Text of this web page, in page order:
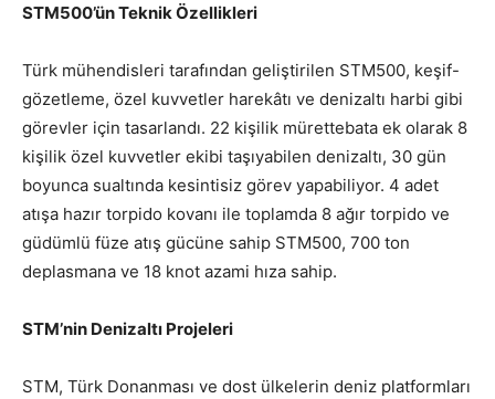
STM500’ün Teknik Özellikleri
Türk mühendisleri tarafından geliştirilen STM500, keşif-
gözetleme, özel kuvvetler harekâtı ve denizaltı harbi gibi
görevler için tasarlandı. 22 kişilik mürettebata ek olarak 8
kişilik özel kuvvetler ekibi taşıyabilen denizaltı, 30 gün
boyunca sualtında kesintisiz görev yapabiliyor. 4 adet
atışa hazır torpido kovanı ile toplamda 8 ağır torpido ve
güdümlü füze atış gücüne sahip STM500, 700 ton
deplasmana ve 18 knot azami hıza sahip.
STM’nin Denizaltı Projeleri
STM, Türk Donanması ve dost ülkelerin deniz platformları